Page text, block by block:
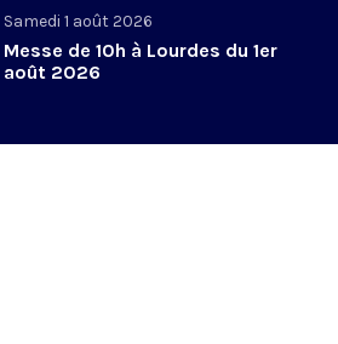
Samedi 1 août 2026
Messe de 10h à Lourdes du 1er
août 2026